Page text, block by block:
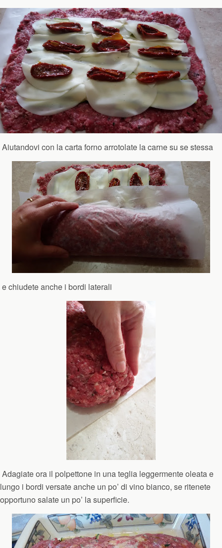
Aiutandovi con la carta forno arrotolate la carne su se stessa
e chiudete anche i bordi laterali
Adagiate ora il polpettone in una teglia leggermente oleata e
lungo i bordi versate anche un po’ di vino bianco, se ritenete
opportuno salate un po’ la superficie.